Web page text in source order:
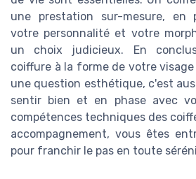
une prestation sur-mesure, en
votre personnalité et votre
un choix judicieux. En
coiffure à la forme de votre
une question esthétique, c'est
sentir bien et en phase avec
compétences techniques des
accompagnement, vous êtes
pour franchir le pas en toute